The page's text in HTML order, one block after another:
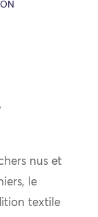
nus et
le
textile